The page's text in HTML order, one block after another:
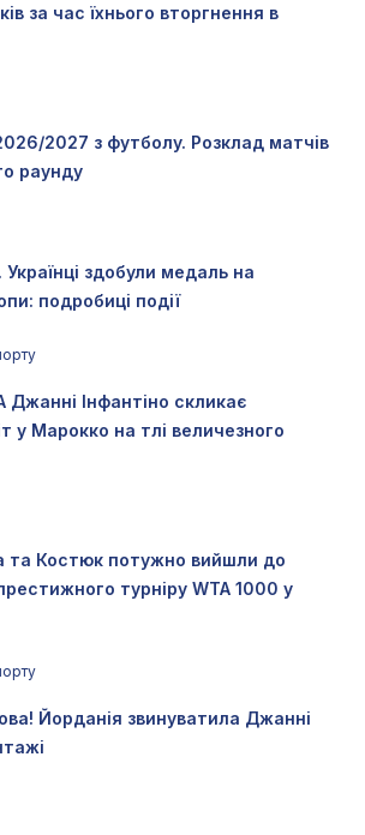
за час їхнього вторгнення в
2027 з футболу. Розклад матчів
раунду
здобули медаль на
подробиці події
Джанні Інфантіно скликає
у Марокко на тлі величезного
та Костюк потужно вийшли до
турніру WTA 1000 у
Йорданія звинуватила Джанні